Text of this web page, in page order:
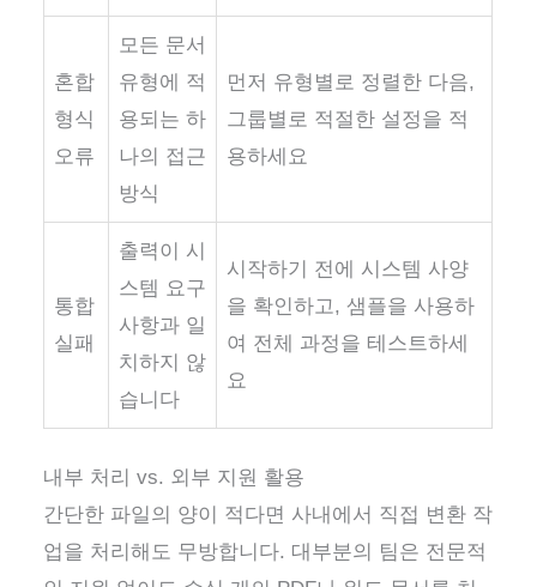
혼합
형식
오류
모든 문서
유형에 적
용되는 하
나의 접근
방식
먼저 유형별로 정렬한 다음,
그룹별로 적절한 설정을 적
용하세요
통합
실패
출력이 시
스템 요구
사항과 일
치하지 않
습니다
시작하기 전에 시스템 사양
을 확인하고, 샘플을 사용하
여 전체 과정을 테스트하세
요
내부 처리 vs. 외부 지원 활용
간단한 파일의 양이 적다면 사내에서 직접 변환 작
업을 처리해도 무방합니다. 대부분의 팀은 전문적